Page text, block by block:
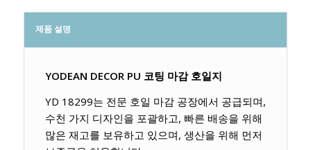
제품 설명
YODEAN DECOR PU 코팅 마감 호일지
YD 18299는 전문 호일 마감 공장에서 공급되며,
수천 가지 디자인을 포괄하고, 빠른 배송을 위해
많은 재고를 보유하고 있으며, 생산을 위해 먼저